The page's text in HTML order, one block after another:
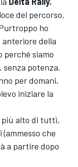
del percorso,
ho
della
siamo
senza potenza.
per domani,
iniziare la
più alto di tutti,
che
a partire dopo